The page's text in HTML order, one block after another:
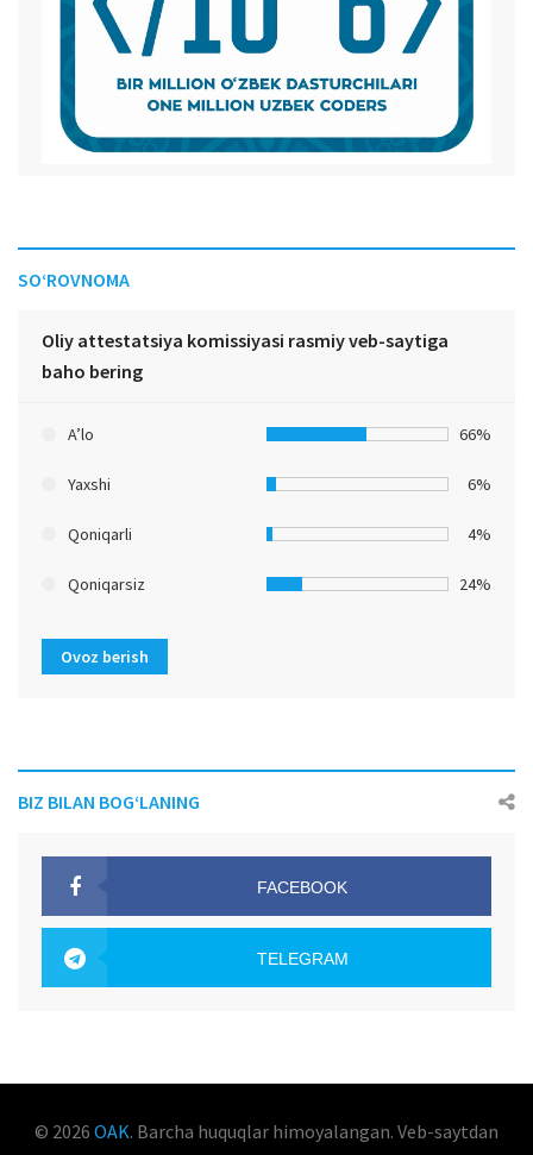
SO‘ROVNOMA
Oliy attestatsiya komissiyasi rasmiy veb-saytiga
baho bering
A’lo 66%
Yaxshi 6%
Qoniqarli 4%
Qoniqarsiz 24%
Ovoz berish
BIZ BILAN BOG‘LANING
FACEBOOK
TELEGRAM
© 2026 OAK. Barcha huquqlar himoyalangan. Veb-saytdan